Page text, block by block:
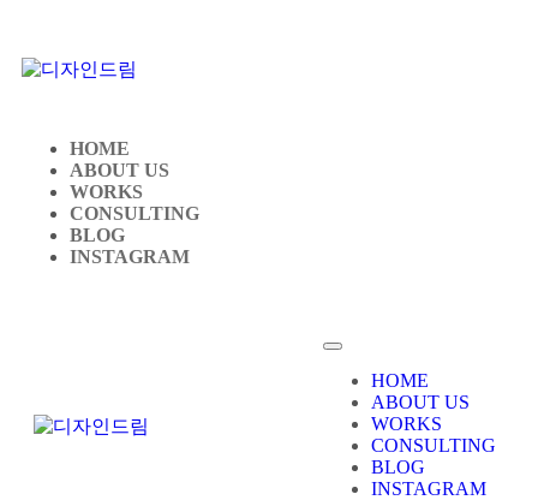
HOME
ABOUT US
WORKS
CONSULTING
BLOG
INSTAGRAM
HOME
ABOUT US
WORKS
CONSULTING
BLOG
INSTAGRAM